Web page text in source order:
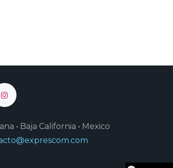
• Baja California • Mexico